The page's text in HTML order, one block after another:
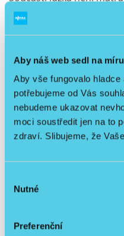
Aby náš web sedl na míru
Aby vše fungovalo
potřebujeme od Vás
nebudeme ukazovat
moci soustředit jen na to
zdraví. Slibujeme, že
souhlasu
Nutné
Preferenční
Matrace a antidekubitní